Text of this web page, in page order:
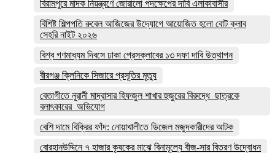
বিরামপুরে মাদক নিয়ন্ত্রণে জোরালো পদক্ষেপের দাবি এলাকাবাসীর
বিশিষ্ট শিল্পপতি রুবেল আজিজের উদ্যোগে আয়োজিত হলো বোট ক্লাব
সেহরি নাইট ২০২৬
বিশ্ব গণমাধ্যম দিবসে ঢাকা প্রেসক্লাবের ১৩ দফা দাবি উত্থাপন
বীরগঞ্জ ক্লিনিকে সিজারে প্রসূতির মৃত্যু
বেতাগীতে নূরানী মাদ্রাসার হিফজুল শাখার হুজুরের বিরুদ্ধে ছাত্রকে
বলাৎকারের অভিযোগ
বেশি দামে বিক্রির ফাঁদ: নোয়াখালীতে ডিজেল মজুদকারীদের আটক
বোরহানউদ্দিনে ৭ হাজার কৃষকের মাঝে বিনামূল্যে বীজ-সার বিতরণ উদ্বোধন